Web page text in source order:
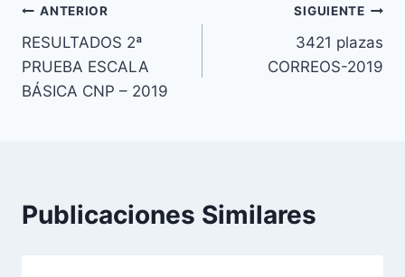
Navegación
de
entradas
ANTERIOR
RESULTADOS 2ª
PRUEBA ESCALA
BÁSICA CNP – 2019
SIGUIENTE
3421 plazas
CORREOS-2019
Publicaciones Similares